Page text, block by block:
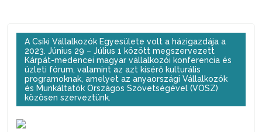
A Csíki Vállalkozók Egyesülete volt a házigazdája a
2023. Június 29 – Július 1 között megszervezett
Kárpát-medencei magyar vállalkozói konferencia és
üzleti fórum, valamint az azt kísérő kulturális
programoknak, amelyet az anyaországi Vállalkozók
és Munkáltatók Országos Szövetségével (VOSZ)
közösen szerveztünk.